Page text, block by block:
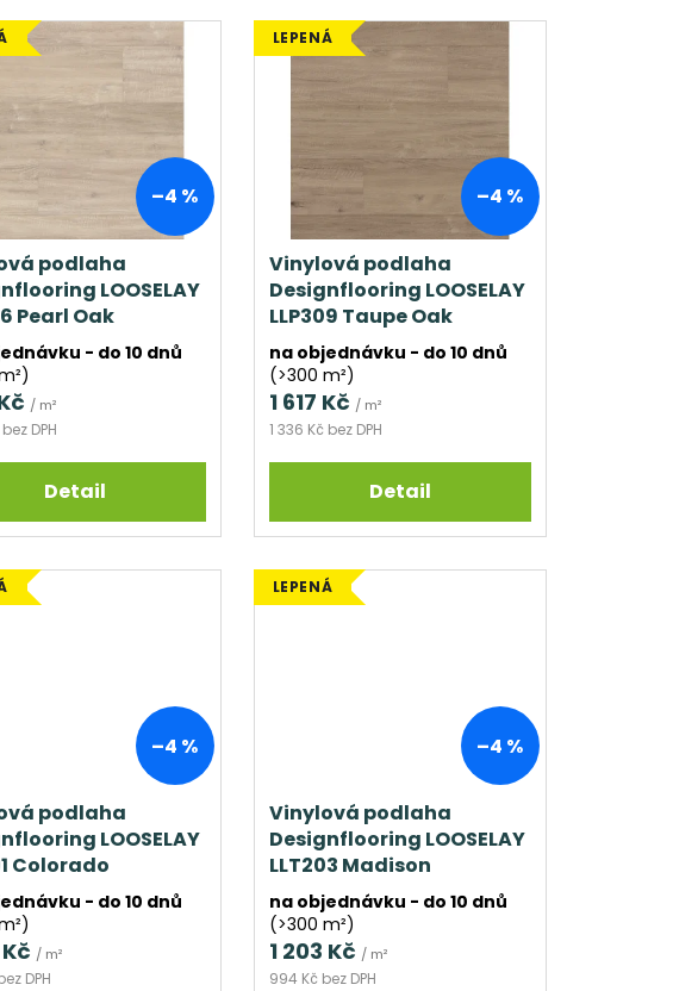
–4 %
podlaha
LOOSELAY
Pearl Oak
- do 10 dnů
DPH
/ m²
Detail
LEPENÁ
–4 %
Vinylová podlaha
Designflooring LOOSELAY
LLP309 Taupe Oak
na objednávku - do 10 dnů
(>300 m²)
1 336 Kč bez DPH
1 617 Kč / m²
Detail
–4 %
podlaha
LOOSELAY
Colorado
- do 10 dnů
DPH
/ m²
LEPENÁ
–4 %
Vinylová podlaha
Designflooring LOOSELAY
LLT203 Madison
na objednávku - do 10 dnů
(>300 m²)
994 Kč bez DPH
1 203 Kč / m²